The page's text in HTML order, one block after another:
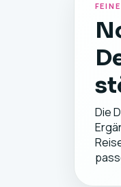
Die